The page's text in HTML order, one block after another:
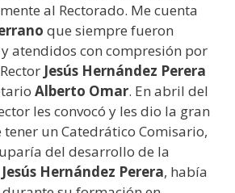
al Rectorado. Me cuenta
que siempre fueron
atendidos con compresión por
Jesús Hernández Perera
Alberto Omar. En abril del
les convocó y les dio la gran
tener un Catedrático Comisario,
del desarrollo de la
Jesús Hernández Perera, había